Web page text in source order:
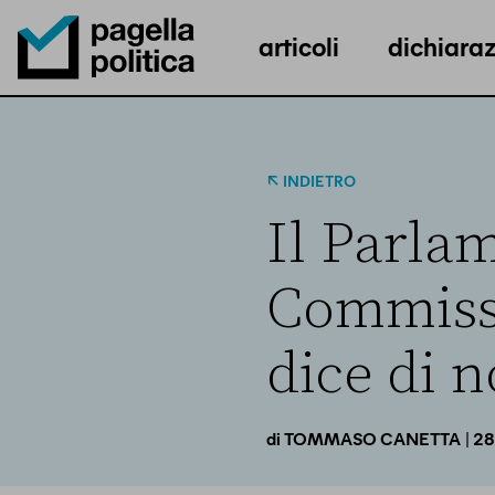
Pagella Politica Logo
articoli
INDIETRO
Il
dice di
diTOMMASO CANETTA |